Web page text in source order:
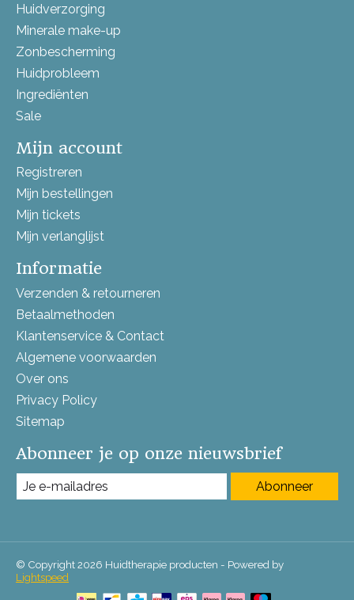
Huidverzorging
Minerale make-up
Zonbescherming
Huidprobleem
Ingrediënten
Sale
Mijn account
Registreren
Mijn bestellingen
Mijn tickets
Mijn verlanglijst
Informatie
Verzenden & retourneren
Betaalmethoden
Klantenservice & Contact
Algemene voorwaarden
Over ons
Privacy Policy
Sitemap
Abonneer je op onze nieuwsbrief
Abonneer
© Copyright 2026 Huidtherapie producten - Powered by
Lightspeed